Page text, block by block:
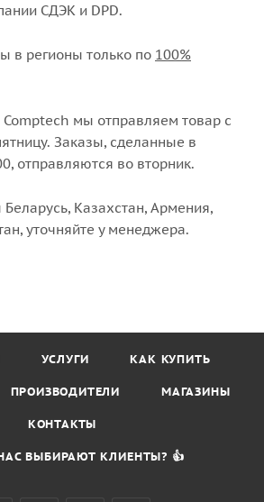
СДЭК и DPD.
в регионы только по 100%
мы отправляем товар с
Заказы, сделанные в
отправляются во вторник.
Казахстан, Армения,
уточняйте у менеджера.
УСЛУГИ КАК КУПИТЬ
ПРОИЗВОДИТЕЛИ МАГАЗИНЫ
КОНТАКТЫ
ВЫБИРАЮТ КЛИЕНТЫ? 👍